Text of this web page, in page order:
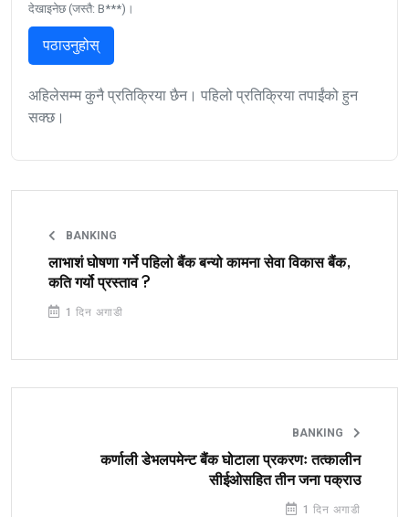
देखाइनेछ (जस्तै: B***)।
पठाउनुहोस्
अहिलेसम्म कुनै प्रतिक्रिया छैन। पहिलो प्रतिक्रिया तपाईंको हुन
सक्छ।
BANKING
लाभाशं घोषणा गर्ने पहिलो बैंक बन्यो कामना सेवा विकास बैंक,
कति गर्यो प्रस्ताव ?
1 दिन अगाडी
BANKING
कर्णाली डेभलपमेन्ट बैंक घोटाला प्रकरणः तत्कालीन
सीईओसहित तीन जना पक्राउ
1 दिन अगाडी